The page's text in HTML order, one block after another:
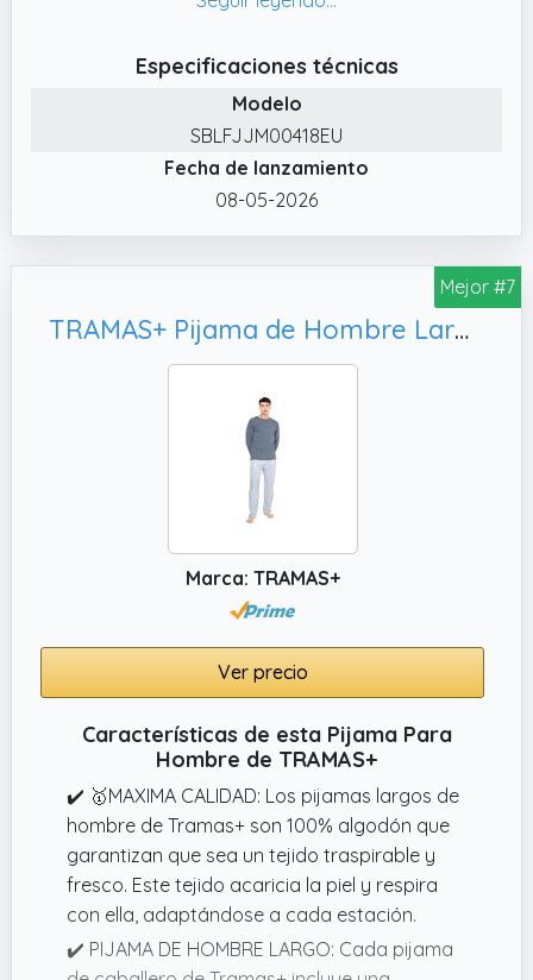
sueño reparador sin restricciones
Confeccionado en mezcla de algodón y
poliéster, este pijama hombre largo ofrece
comodidad, suavidad y transpirabilidad
ideales para noches de descanso en
cualquier estación
✔️ Diseño con Cuello en V: El cuello en V
libertad de movimiento, perfecto como ropa
de dormir hombre y ropa de casa
tejido cálido y ligero, este conjunto pijama
hombre mantiene el calor sin agobiar, siendo
una opción perfecta como pijama invierno
hombre o para entretiempo
Especificaciones técnicas
Modelo
SBLFJJM00418EU
Fecha de lanzamiento
08-05-2026
Mejor #7
TRAMAS+ Pijama de Hombre Largo, Kodac Azul Marino
Marca: TRAMAS+
Ver precio
Características de esta Pijama Para
Hombre de TRAMAS+
✔️ 🥇MAXIMA CALIDAD: Los pijamas largos de
hombre de Tramas+ son 100% algodón que
garantizan que sea un tejido traspirable y
fresco. Este tejido acaricia la piel y respira
con ella, adaptándose a cada estación.
✔️ PIJAMA DE HOMBRE LARGO: Cada pijama